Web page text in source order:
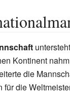
Kontinent
die
für die